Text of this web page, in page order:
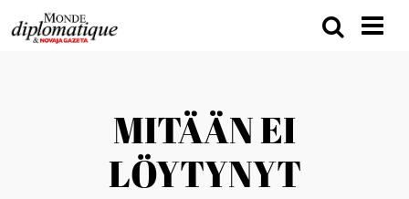
MITÄÄN EI
LÖYTYNYT